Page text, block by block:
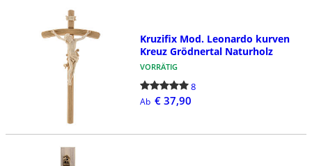
Kruzifix Mod. Leonardo kurven
Kreuz Grödnertal Naturholz
VORRÄTIG
8
Ab € 37,90